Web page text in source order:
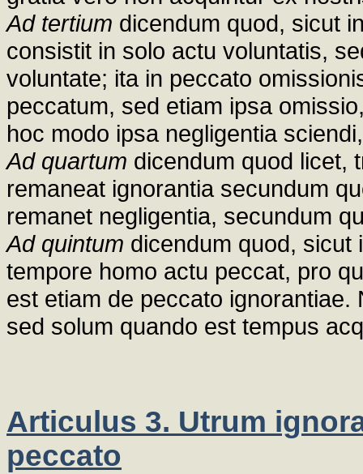
Ad tertium dicendum quod, sicut
consistit in solo actu voluntatis,
voluntate; ita in peccato
peccatum, sed etiam ipsa
hoc modo ipsa negligentia
Ad quartum dicendum quod licet,
remaneat ignorantia secundum
remanet negligentia, secundum
Ad quintum dicendum quod, sicut
tempore homo actu peccat, pro
est etiam de peccato
sed solum quando est tempus
Articulus 3. Utrum
peccato